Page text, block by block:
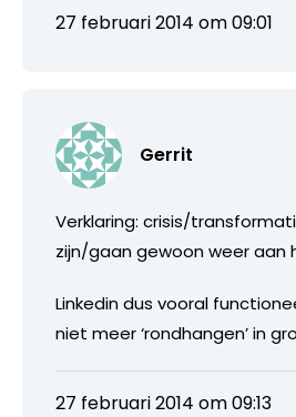
27 februari 2014 om 09:01
Gerrit
Verklaring: crisis/
zijn/gaan gewoon weer aan
Linkedin dus vooral
niet meer ‘rondhangen’ in
27 februari 2014 om 09:13